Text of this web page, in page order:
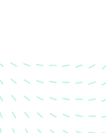
Unsere exakte